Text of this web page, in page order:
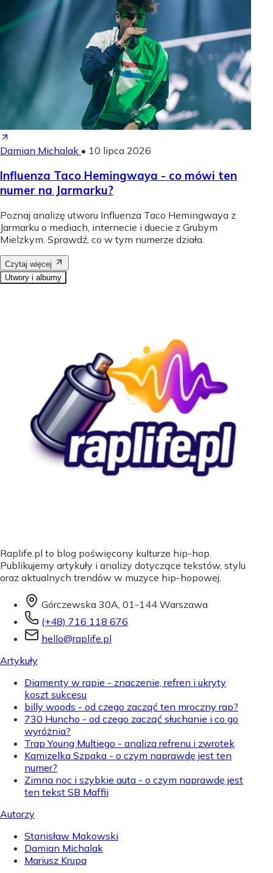
Damian Michalak • 10 lipca 2026
Influenza Taco Hemingwaya - co mówi ten
numer na Jarmarku?
Poznaj analizę utworu Influenza Taco Hemingwaya z
Jarmarku o mediach, internecie i duecie z Grubym
Mielzkym. Sprawdź, co w tym numerze działa.
Czytaj więcej
Utwory i albumy
Raplife.pl to blog poświęcony kulturze hip-hop.
Publikujemy artykuły i analizy dotyczące tekstów, stylu
oraz aktualnych trendów w muzyce hip-hopowej.
Górczewska 30A, 01-144 Warszawa
(+48) 716 118 676
hello@raplife.pl
Artykuły
Diamenty w rapie - znaczenie, refren i ukryty
koszt sukcesu
billy woods - od czego zacząć ten mroczny rap?
730 Huncho - od czego zacząć słuchanie i co go
wyróżnia?
Trap Young Multiego - analiza refrenu i zwrotek
Kamizelka Szpaka - o czym naprawdę jest ten
numer?
Zimna noc i szybkie auta - o czym naprawdę jest
ten tekst SB Maffii
Autorzy
Stanisław Makowski
Damian Michalak
Mariusz Krupa